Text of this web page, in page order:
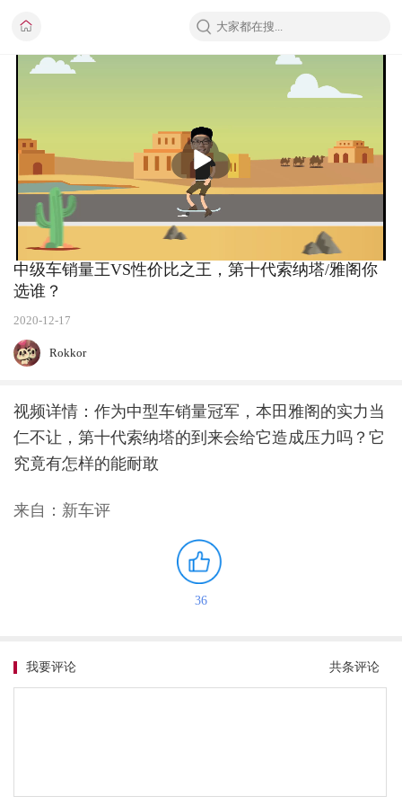
播
放
中级车销量王VS性价比之王，第十代索纳塔/雅阁你
选谁？
2020-12-17
Rokkor
视频详情：作为中型车销量冠军，本田雅阁的实力当
仁不让，第十代索纳塔的到来会给它造成压力吗？它
究竟有怎样的能耐敢
来自：新车评
36
共条评论
我要评论